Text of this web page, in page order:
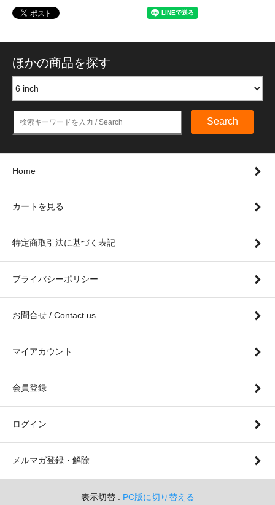
ほかの商品を探す
Search
Home
カートを見る
特定商取引法に基づく表記
プライバシーポリシー
お問合せ / Contact us
マイアカウント
会員登録
ログイン
メルマガ登録・解除
表示切替 : PC版に切り替える